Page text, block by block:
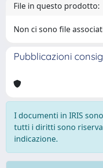
File in questo prodotto:
Non ci sono file
Pubblicazioni
I documenti in IRIS
tutti i diritti sono
indicazione.